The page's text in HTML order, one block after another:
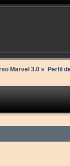
Marvel 3.0» Perfil